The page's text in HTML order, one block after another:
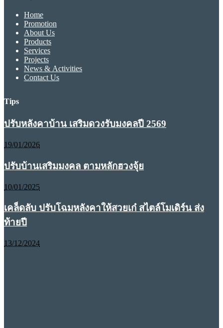
Home
Promotion
About Us
Products
Services
Projects
News & Activities
Contact Us
Tips
ปรับหลังคาบ้าน เสริมดวงรับมงคลปี 2569
19/01/2026
ปรับบ้านเสริมมงคล ตามหลักฮวงจุ้ย
10/01/2025
เคล็ดลับ ปรับโฉมหลังคาให้สวยเก๋ สไตล์โมเดิร์น ส่ง
ท้ายปี
13/12/2024